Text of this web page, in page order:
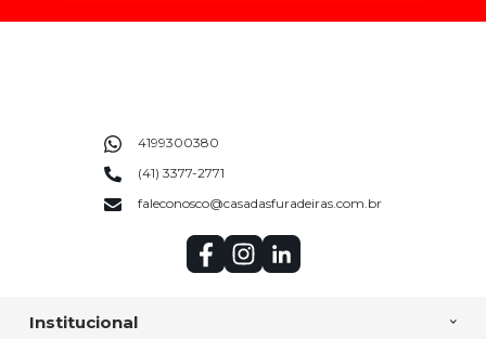
Institucional
4199300380
(41) 3377-2771
faleconosco@casadasfuradeiras.com.br